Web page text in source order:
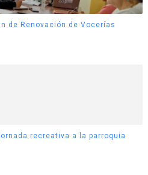
de Renovación de Vocerías
recreativa a la parroquia